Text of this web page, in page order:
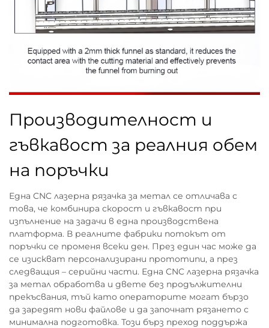
Производителност и
гъвкавост за реалния обем
на поръчки
Една CNC лазерна рязачка за метал се отличава с
това, че комбинира скорост и гъвкавост при
изпълнение на задачи в една производствена
платформа. В реалните фабрики потокът от
поръчки се променя всеки ден. През един час може да
се изискват персонализирани прототипи, а през
следващия – серийни части. Една CNC лазерна рязачка
за метал обработва и двете без продължителни
прекъсвания, тъй като операторите могат бързо
да заредят нови файлове и да започнат рязането с
минимална подготовка. Този бърз преход поддържа